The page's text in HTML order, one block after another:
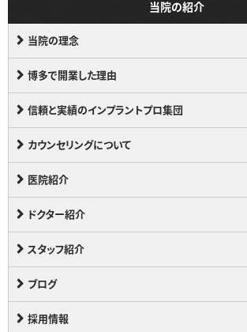
当院の紹介
当院の理念
博多で開業した理由
信頼と実績のインプラントプロ集団
カウンセリングについて
医院紹介
ドクター紹介
スタッフ紹介
ブログ
採用情報